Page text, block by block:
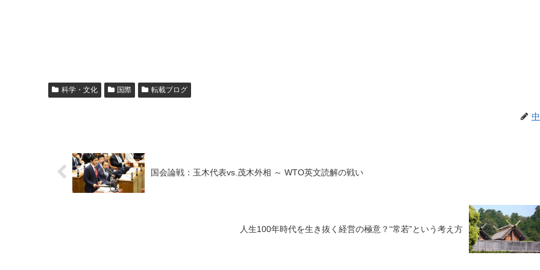
科学・文化 国際 転載ブログ
国会論戦：玉木代表vs.茂木外相 ～ WTO英文読解の戦い
人生100年時代を生き抜く経営の極意？“常若”という考え方